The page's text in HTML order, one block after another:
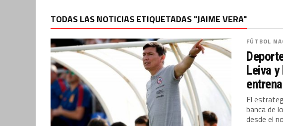
TODAS LAS NOTICIAS ETIQUETADAS "JAIME VERA"
FÚTBOL
Leiva
El
banca de
desde el